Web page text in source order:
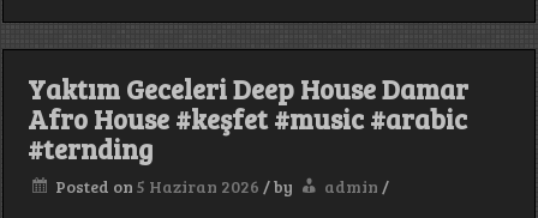
Bitsin
Türk
Arabesk
#keşfet
Yaktım Geceleri Deep House Damar
Afro House #keşfet #music #arabic
#ternding
Posted on 5 Haziran 2026 /by admin /